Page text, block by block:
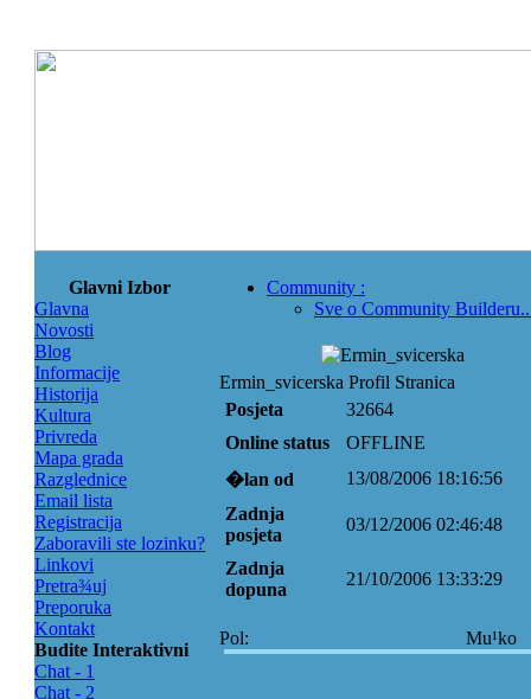
Glavni Izbor
Glavna
Novosti
Blog
Informacije
Historija
Kultura
Privreda
Mapa grada
Razglednice
Email lista
Registracija
Zaboravili ste lozinku?
Linkovi
Pretra¾uj
Preporuka
Kontakt
Budite Interaktivni
Chat - 1
Chat - 2
Community :
Sve o Community
Ermin_svicerska Profil Stranica
Posjeta
32664
Online status
OFFLINE
�lan od
13/08/2006 18:16:56
Zadnja
posjeta
03/12/2006 02:46:48
Zadnja
dopuna
21/10/2006 13:33:29
Pol: Mu¹ko